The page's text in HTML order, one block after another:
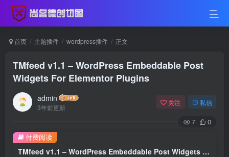
首页 主题插件 wordpress插件 正文
TMfeed v1.1 – WordPress Embeddable Post
Widgets For Elementor Plugins
admin
3年前更新
关注 私信
7 0
TMfeed v1.1 – WordPress Embeddable Post Widgets For Elementor Plugins
付费阅读